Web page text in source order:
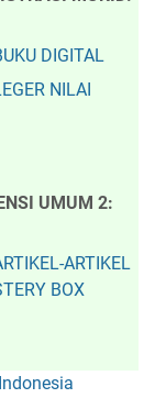
DIGITAL
NILAI
UMUM 2:
ARTIKEL
BOX